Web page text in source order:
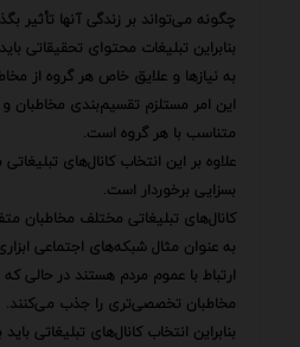
چگونه می‌تواند بر زندگی آنها تأثیر
بنابراین تبلیغات محتوای تحقیقاتی
به نیازها و علایق خاص هر گروه از
این امر مستلزم تقسیم‌بندی مخاطبان و
متناسب با هر گروه است.
علاوه بر این انتخاب کانال‌های
بسزایی برخوردار است.
کانال‌های تبلیغاتی مختلف مخاطبان
به عنوان مثال شبکه‌های اجتماعی
ارتباط با عموم مردم هستند در حالی
مخاطبان تخصصی‌تری را جذب می‌کنند.
بنابراین انتخاب کانال‌های تبلیغاتی